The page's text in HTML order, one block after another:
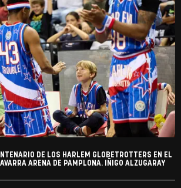
DE LOS HARLEM GLOBETROTTERS EN EL
ARENA DE PAMPLONA. IÑIGO ALZUGARAY